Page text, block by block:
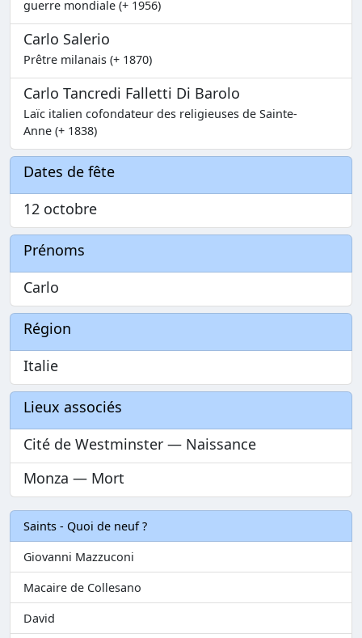
guerre mondiale (+ 1956)
Carlo Salerio
Prêtre milanais (+ 1870)
Carlo Tancredi Falletti Di Barolo
Laïc italien cofondateur des religieuses de Sainte-
Anne (+ 1838)
Dates de fête
12 octobre
Prénoms
Carlo
Région
Italie
Lieux associés
Cité de Westminster — Naissance
Monza — Mort
Saints - Quoi de neuf ?
Giovanni Mazzuconi
Macaire de Collesano
David